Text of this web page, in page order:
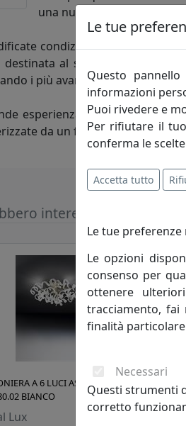
una nutrita schiera di
condizioni di mercato
destinata al settore
i più avanzati sistemi di
esperienza maturata in
da un forte contenuto
interessarti
A 6 LUCI ASTRO
BIANCO
Lux
Le tue
Questo
informazioni
Puoi rivedere e
Per rifiutare il
conferma le
Accetta tutto
Le tue
Le opzioni
consenso per
ottenere
tracciamento, fai
finalità
Necessari
Questi strumenti
corretto